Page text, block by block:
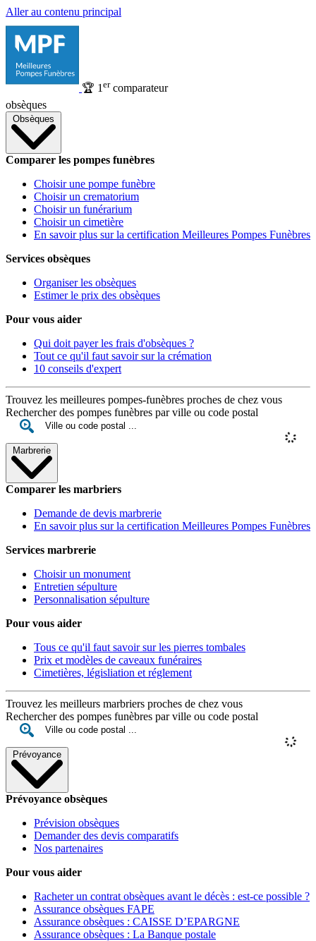
Aller au contenu principal
🏆 1 ercomparateur
obsèques
Obsèques
Comparer les pompes funèbres
Choisir une pompe funèbre
Choisir un crematorium
Choisir un funérarium
Choisir un cimetière
En savoir plus sur la certification Meilleures Pompes Funèbres
Services obsèques
Organiser les obsèques
Estimer le prix des obsèques
Pour vous aider
Qui doit payer les frais d'obsèques ?
Tout ce qu'il faut savoir sur la crémation
10 conseils d'expert
Trouvez les meilleures pompes-funèbres proches de chez vous
Rechercher des pompes funèbres par ville ou code postal
Marbrerie
Comparer les marbriers
Demande de devis marbrerie
En savoir plus sur la certification Meilleures Pompes Funèbres
Services marbrerie
Choisir un monument
Entretien sépulture
Personnalisation sépulture
Pour vous aider
Tous ce qu'il faut savoir sur les pierres tombales
Prix et modèles de caveaux funéraires
Cimetières, législiation et réglement
Trouvez les meilleurs marbriers proches de chez vous
Rechercher des pompes funèbres par ville ou code postal
Prévoyance
Prévoyance obsèques
Prévision obsèques
Demander des devis comparatifs
Nos partenaires
Pour vous aider
Racheter un contrat obsèques avant le décès : est-ce possible ?
Assurance obsèques FAPE
Assurance obsèques : CAISSE D’EPARGNE
Assurance obsèques : La Banque postale